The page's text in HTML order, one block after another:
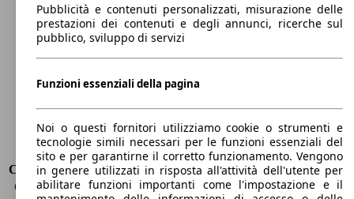
Lunghezza
4890 mm
Altezza
1690 mm
Larghezza
Peso massimo
-
Sedili
7
Carico sul tetto
-
Capacità di traino (senza freni) -
Capacità di traino (con freni)
1100 kg
Pubblicità e contenuti personalizzati, misurazione delle
prestazioni dei contenuti e degli annunci, ricerche sul
pubblico, sviluppo di servizi
Funzioni essenziali della pagina
Noi o questi fornitori utilizziamo cookie o strumenti e
tecnologie simili necessari per le funzioni essenziali del
sito e per garantirne il corretto funzionamento. Vengono
in genere utilizzati in risposta all'attività dell'utente per
abilitare funzioni importanti come l'impostazione e il